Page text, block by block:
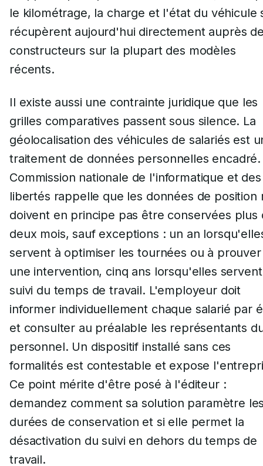
le kilométrage, la charge et l'état du véhicule
récupèrent aujourd'hui directement auprès
constructeurs sur la plupart des modèles
récents.
Il existe aussi une contrainte juridique que les
grilles comparatives passent sous silence. La
géolocalisation des véhicules de salariés est
traitement de données personnelles encadré.
Commission nationale de l'informatique et des
libertés rappelle que les données de position
doivent en principe pas être conservées plus
deux mois, sauf exceptions : un an
servent à optimiser les tournées ou à prouver
une intervention, cinq ans lorsqu'elles
suivi du temps de travail. L'employeur doit
informer individuellement chaque salarié par
et consulter au préalable les représentants
personnel. Un dispositif installé sans ces
formalités est contestable et expose
Ce point mérite d'être posé à l'éditeur :
demandez comment sa solution paramètre
durées de conservation et si elle permet la
désactivation du suivi en dehors du temps de
travail.